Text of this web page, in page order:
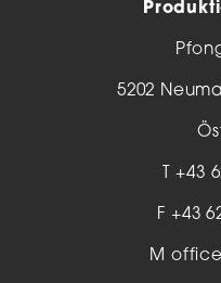
5202
T+43
F +43
M